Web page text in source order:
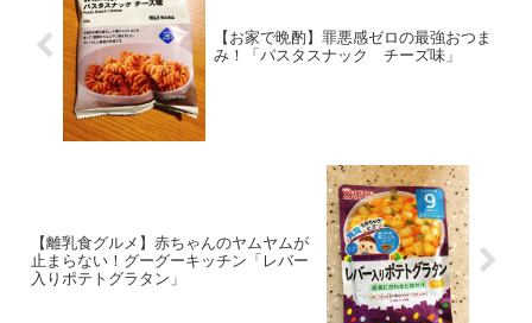
【お家で晩酌】罪悪感ゼロの最強おつま
み！「パスタスナック チーズ味」
【離乳食グルメ】赤ちゃんのヤムヤムが
止まらない！グーグーキッチン「レバー
入りポテトグラタン」